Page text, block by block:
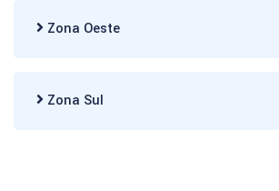
Zona Oeste
Zona Sul